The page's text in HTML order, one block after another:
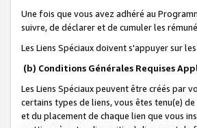
Une fois que vous avez adhéré au
suivre, de déclarer et de cumuler les
Les Liens Spéciaux doivent s'appuyer sur
(b) Conditions Générales Requises
Les Liens Spéciaux peuvent être créés par
certains types de liens, vous êtes tenu(e)
et du placement de chaque lien que vous